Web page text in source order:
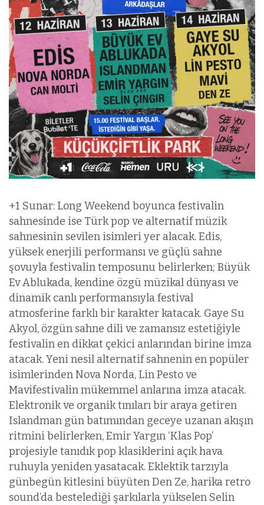
+1 Sunar: Long Weekend boyunca festivalin
sahnesinde ise Türk pop ve alternatif müzik
sahnesinin sevilen isimleri yer alacak. Edis,
yüksek enerjili performansı ve güçlü sahne
şovuyla festivalin temposunu belirlerken; Büyük
Ev Ablukada, kendine özgü müzikal dünyası ve
dinamik canlı performansıyla festival
atmosferine farklı bir karakter katacak. Gaye Su
Akyol, özgün sahne dili ve zamansız estetiğiyle
festivalin en dikkat çekici anlarından birine imza
atacak. Yeni nesil alternatif sahnenin en popüler
isimlerinden Nova Norda, Lin Pesto ve
Mavifestivalin mükemmel anlarına imza atacak.
Elektronik ve organik tınıları bir araya getiren
Islandman gün batımından geceye uzanan akışın
ritmini belirlerken, Emir Yargın ‘Klas Pop’
projesiyle tanıdık pop klasiklerini açık hava
ruhuyla yeniden yasatacak. Eklektik tarzıyla
günbegün kitlesini büyüten Den Ze, harika retro
sound’da bestelediği şarkılarla yükselen Selin